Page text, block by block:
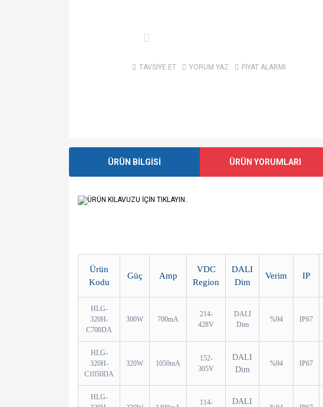
TAVSİYE ET YORUM YAZ FİYAT ALARMI
ÜRÜN BİLGİSİ ÜRÜN YORUMLARI
ÜRÜN KILAVUZU İÇİN TIKLAYIN..
Ürün
Kodu
Güç Amp
VDC
Region
DALI
Dim
Verim IP
HLG-
320H-
C700DA
300W 700mA
214-
428V
DALI
Dim
%94 IP67
HLG-
320H-
C1050DA
320W 1050mA
152-
305V
DALI
Dim
%94 IP67
HLG-
114-
DALI